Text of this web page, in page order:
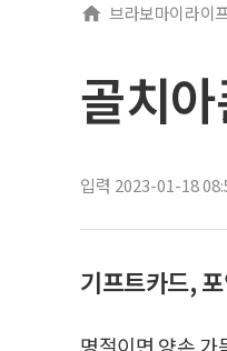
브라보마이라이
골치
입력 2023-01-18
기프트카드,